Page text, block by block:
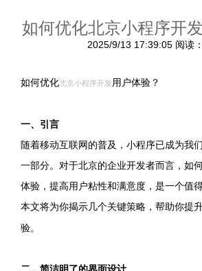
如何优化北京小程序开
2025/9/13 17:39:05 阅读
如何优化北京小程序开发用户体验？
一、引言
随着移动互联网的普及，小程序已成为我
一部分。对于北京的企业开发者而言，如
体验，提高用户粘性和满意度，是一个值
本文将为你揭示几个关键策略，帮助你提
验。